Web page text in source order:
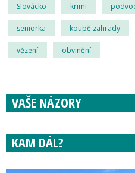
Slovácko krimi
seniorka koupě zahrady
vězení obvinění
VAŠE NÁZORY
KAM DÁL?